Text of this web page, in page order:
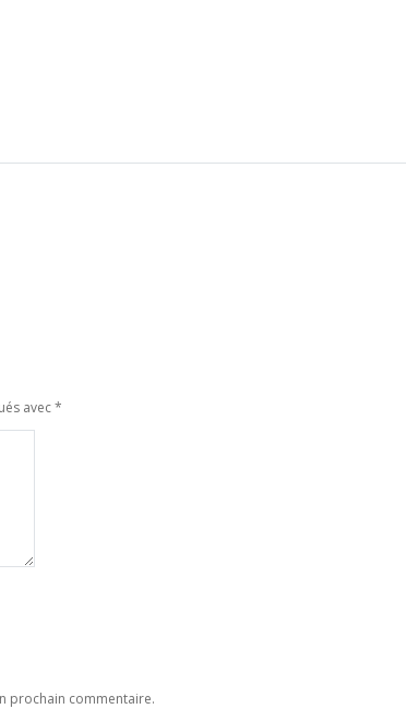
avec*
prochain commentaire.